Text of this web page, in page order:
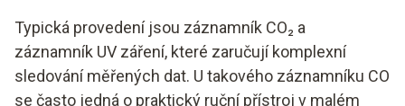
Typická provedení jsou záznamník CO₂ a
záznamník UV záření, které zaručují komplexní
sledování měřených dat. U takového záznamníku CO
se často jedná o praktický ruční přístroj v malém